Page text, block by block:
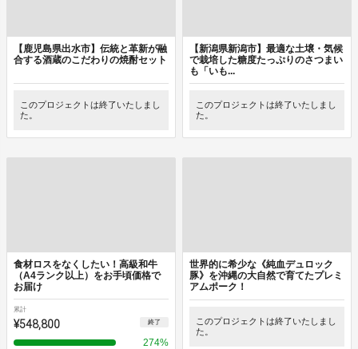
【鹿児島県出水市​​】伝統と革新が融
合する酒蔵のこだわりの焼酎セット
このプロジェクトは終了いたしまし
た。
【新潟県新潟市】最適な土壌・気候
で栽培した糖度たっぷりのさつまい
も「いも...
このプロジェクトは終了いたしまし
た。
食材ロスをなくしたい！高級和牛
（A4ランク以上）をお手頃価格で
お届け
累計
¥548,800 終了
274%
世界的に希少な《純血デュロック
豚》を沖縄の大自然で育てたプレミ
アムポーク！
このプロジェクトは終了いたしまし
た。